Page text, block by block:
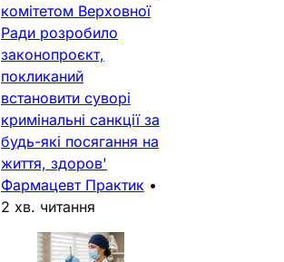
комітетом Верховної
Ради розробило
законопроєкт,
покликаний
встановити суворі
кримінальні санкції за
будь-які посягання на
життя, здоров'
Фармацевт Практик •
2 хв. читання